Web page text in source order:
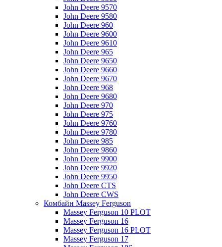
John Deere 9570
John Deere 9580
John Deere 960
John Deere 9600
John Deere 9610
John Deere 965
John Deere 9650
John Deere 9660
John Deere 9670
John Deere 968
John Deere 9680
John Deere 970
John Deere 975
John Deere 9760
John Deere 9780
John Deere 985
John Deere 9860
John Deere 9900
John Deere 9920
John Deere 9950
John Deere CTS
John Deere CWS
Комбайн Massey Ferguson
Massey Ferguson 10 PLOT
Massey Ferguson 16
Massey Ferguson 16 PLOT
Massey Ferguson 17